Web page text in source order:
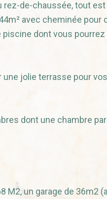
rez-de-chaussée, tout
avec cheminée pour
dont vous pourrez
une jolie terrasse pour
dont une chambre
M2, un garage de 36m2